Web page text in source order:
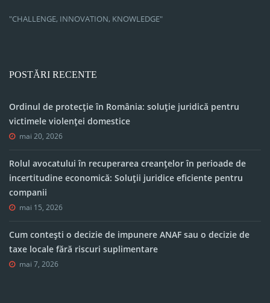
"CHALLENGE, INNOVATION, KNOWLEDGE"
POSTĂRI RECENTE
Ordinul de protecție în România: soluție juridică pentru
victimele violenței domestice
mai 20, 2026
Rolul avocatului în recuperarea creanțelor în perioade de
incertitudine economică: Soluții juridice eficiente pentru
companii
mai 15, 2026
Cum contești o decizie de impunere ANAF sau o decizie de
taxe locale fără riscuri suplimentare
mai 7, 2026